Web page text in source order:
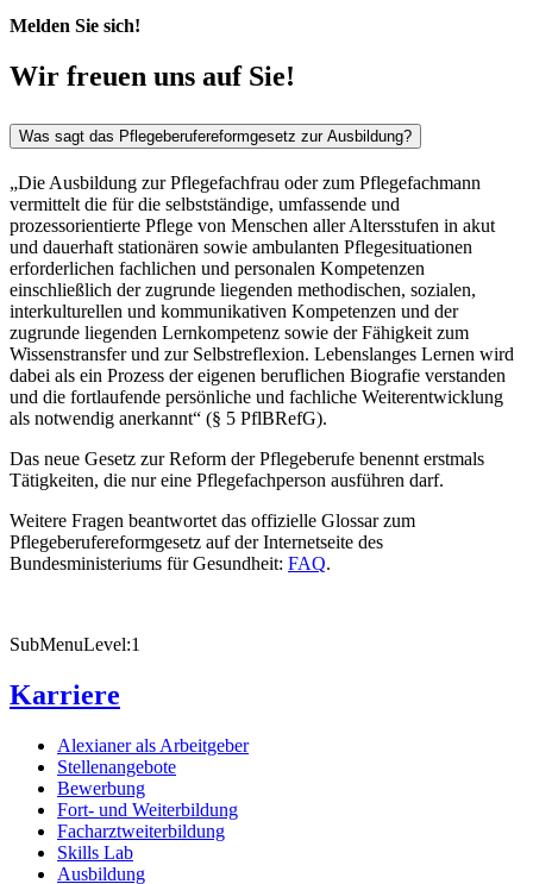
Melden Sie sich!
Wir freuen uns auf Sie!
Was sagt das Pflegeberufereformgesetz zur Ausbildung?
„Die Ausbildung zur Pflegefachfrau oder zum Pflegefachmann
vermittelt die für die selbstständige, umfassende und
prozessorientierte Pflege von Menschen aller Altersstufen in akut
und dauerhaft stationären sowie ambulanten Pflegesituationen
erforderlichen fachlichen und personalen Kompetenzen
einschließlich der zugrunde liegenden methodischen, sozialen,
interkulturellen und kommunikativen Kompetenzen und der
zugrunde liegenden Lernkompetenz sowie der Fähigkeit zum
Wissenstransfer und zur Selbstreflexion. Lebenslanges Lernen wird
dabei als ein Prozess der eigenen beruflichen Biografie verstanden
und die fortlaufende persönliche und fachliche Weiterentwicklung
als notwendig anerkannt“ (§ 5 PflBRefG).
Das neue Gesetz zur Reform der Pflegeberufe benennt erstmals
Tätigkeiten, die nur eine Pflegefachperson ausführen darf.
Weitere Fragen beantwortet das offizielle Glossar zum
Pflegeberufereformgesetz auf der Internetseite des
Bundesministeriums für Gesundheit: FAQ.
SubMenuLevel:1
Karriere
Alexianer als Arbeitgeber
Stellenangebote
Bewerbung
Fort- und Weiterbildung
Facharztweiterbildung
Skills Lab
Ausbildung